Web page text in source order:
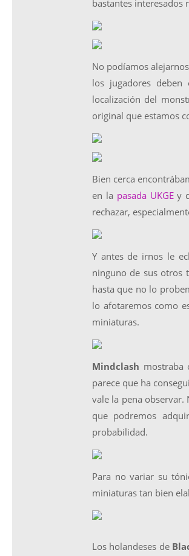
bastantes interesados
No podíamos
los jugadores
localización del
original que estamos
Bien cerca
en la pasada UKGEy
rechazar,
Y antes de irnos le
ninguno de sus otros
hasta que no lo
lo afotaremos como
miniaturas.
Mindclash mostraba
parece que ha
vale la pena observar.
que podremos
probabilidad.
Para no variar su
miniaturas tan bien
Los holandeses de